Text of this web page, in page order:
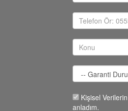
Kişisel
anladım.